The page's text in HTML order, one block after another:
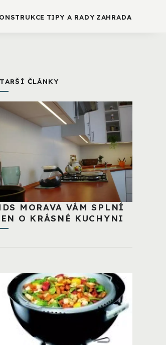
TIPY A RADY ZAHRADA
ČLÁNKY
MORAVA VÁM SPLNÍ
O KRÁSNÉ KUCHYNI